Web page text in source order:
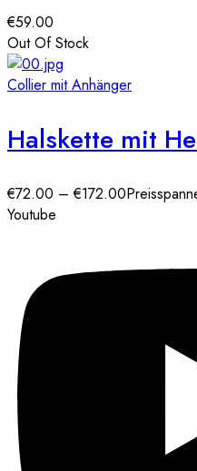
€59.00
Out Of Stock
Collier mit Anhänger
€72.00 –€172.00
Youtube